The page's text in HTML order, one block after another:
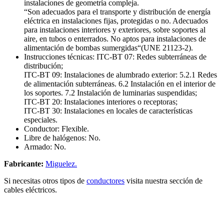
instalaciones de geometría compleja.
“Son adecuados para el transporte y distribución de energía
eléctrica en instalaciones fijas, protegidas o no. Adecuados
para instalaciones interiores y exteriores, sobre soportes al
aire, en tubos o enterrados. No aptos para instalaciones de
alimentación de bombas sumergidas“(UNE 21123-2).
Instrucciones técnicas: ITC-BT 07: Redes subterráneas de
distribución;
ITC-BT 09: Instalaciones de alumbrado exterior: 5.2.1 Redes
de alimentación subterráneas. 6.2 Instalación en el interior de
los soportes. 7.2 Instalación de luminarias suspendidas;
ITC-BT 20: Instalaciones interiores o receptoras;
ITC-BT 30: Instalaciones en locales de características
especiales.
Conductor: Flexible.
Libre de halógenos: No.
Armado: No.
Fabricante: Miguelez.
Si necesitas otros tipos de conductores visita nuestra sección de
cables eléctricos.